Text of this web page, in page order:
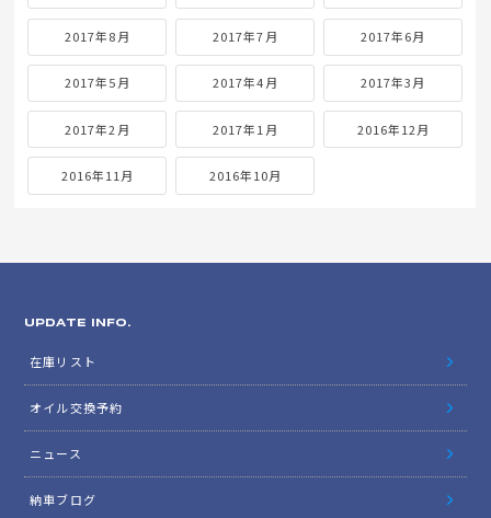
2017年8月 2017年7月 2017年6月
2017年5月 2017年4月 2017年3月
2017年2月 2017年1月 2016年12月
2016年11月 2016年10月
UPDATE INFO.
在庫リスト
オイル交換予約
ニュース
納車ブログ